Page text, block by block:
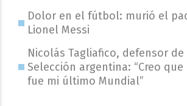
Dolor en el fútbol: murió el
Lionel Messi
Nicolás Tagliafico, defensor de
Selección argentina: “Creo que
fue mi último Mundial”